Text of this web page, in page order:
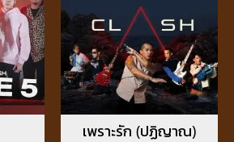
เพราะรัก (ปฏิญาณ)